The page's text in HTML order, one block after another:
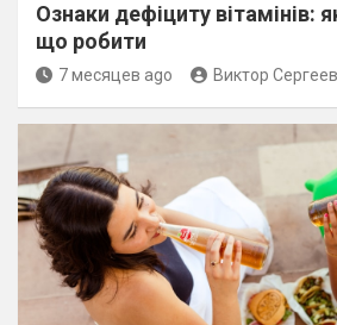
Ознаки дефіциту вітамінів:
що робити
7 месяцев ago Виктор Сергеев